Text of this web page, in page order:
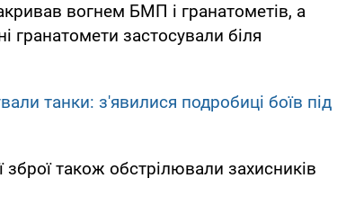
вогнем БМП і гранатометів, а
гранатомети застосували біля
танки: з'явилися подробиці боїв під
зброї також обстрілювали захисників